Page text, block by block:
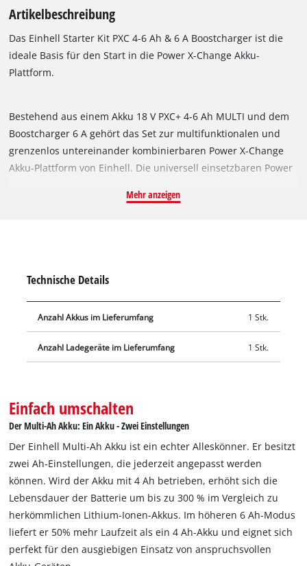
Artikelbeschreibung
Das Einhell Starter Kit PXC 4-6 Ah & 6 A Boostcharger ist die
ideale Basis für den Start in die Power X-Change Akku-
Plattform.
Bestehend aus einem Akku 18 V PXC+ 4-6 Ah MULTI und dem
Boostcharger 6 A gehört das Set zur multifunktionalen und
grenzenlos untereinander kombinierbaren Power X-Change
Akku-Plattform von Einhell. Die universell einsetzbaren Power
Systems im Garten- und Werkstattbereich mit Kraft und
Gesamtlebensdauer betrieben werden. Die Einhell PLUS-
Technologie nutzt Lithium-Ionen-Zellen des Typs 21700, die im
Vergleich zu den in den PXC Basis-Akkus verbauten Zellen (Typ
Laufzeit ermöglichen. Das Ergebnis: kompaktere, leichtere
für konstante Power. Der 18 V PXC+ 4-6 Ah MULTI kann
außerdem im Twin-Pack benutzt werden. Die innovative Twin-
Pack Technologie ermöglicht den Tausch der Power X-Change
PXC Akkus untereinander sowie die Kopplung für den 36-V-
Einsatz. Das aktive Batteriemanagementsystem (ABS)
überwacht mithilfe des eingesetzten Mikroprozessors stetig
die Parameter des Akkus. Dadurch sorgt es für höchste
Sicherheit, optimale Geräteperformance, maximale Laufzeit
und maximale Lebensdauer. Der Power X-Change
Boostcharger 6 A ist eines der schnellen Ladegeräte des
Mehr anzeigen
Technische Details
Anzahl Akkus im Lieferumfang 1 Stk.
Anzahl Ladegeräte im Lieferumfang 1 Stk.
Einfach umschalten
Der Multi-Ah Akku: Ein Akku - Zwei Einstellungen
Der Einhell Multi-Ah Akku ist ein echter Alleskönner. Er besitzt
zwei Ah-Einstellungen, die jederzeit angepasst werden
können. Wird der Akku mit 4 Ah betrieben, erhöht sich die
Lebensdauer der Batterie um bis zu 300 % im Vergleich zu
herkömmlichen Lithium-Ionen-Akkus. Im höheren 6 Ah-Modus
liefert er 50% mehr Laufzeit als ein 4 Ah-Akku und eignet sich
perfekt für den ausgiebigen Einsatz von anspruchsvollen